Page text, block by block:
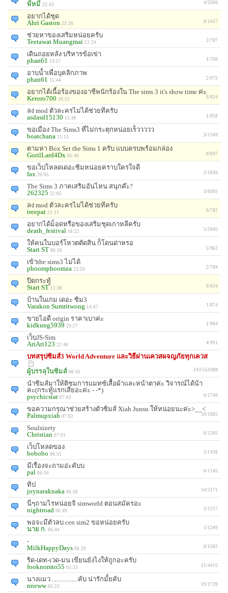
พี่หมี 22:43 4/3306
อยากได้ชุด
Ahri Gaston 23:26 0/1417
ช่วยหาของเสริมหน่อยครับ
Teetawat Muangmai 12:24 2/787
เดินถอยหลัง บริหารข้อเข่า
phan61
13:57 1/766
อาบน้ำเพื่อบุคลิกภาพ
phan61
15:44 2/972
อยากได้เนื้อร้องของอาชีพนักร้องใน The sims 3 it's show time ค่ะ
Keroro700 16:53 0/824
ลง mod ตัวละครไม่ได้ช่วยทีครับ
asdasd15130 15:46 1/958
ขอเมือง The Sims3 ที่ไม่กระตุกหน่อยเร็ววววว
boatchana 11:15 3/1349
ตามหา Box Set the Sims 1 ครับ แบบครบพร้อมกล่อง
GorilLard4Dx 05:40 0/697
ขอเว็ปโหลดเดอะซิมหน่อยคราบใครใจดี
fax 20:05 3/1836
The Sims 3 ภาคเสริมอันไหน สนุกค๊ะ?
262325 22:05 3/6095
ลง mod ตัวละครไม่ได้ช่วยทีครับ
treepat 21:11 0/782
อยากได้ม็อดหรือของเสริมชุดเกาหลีครับ
death_festival 18:22 5/2045
ให้คนในบอร์โหวตตัดสิน ก็โดนด่าหรอ
Start ST 06:50 5/962
เข้าthe sims3 ไม่ได้
phoomphoomza 23:59 2/784
ปิดกระทู้
Start ST 11:30 0/634
บ้านในเกม เดอะ ซิม3
Varakon Sumritwong 14:07 1/874
ขายไอดี origin ราคาเบาค่ะ
kidkung5939 23:27 1/994
เว็บJS-Sim
AriAri123 22:40 4/991
บทสรุปซิมส์3 World Adventure และวิธีผ่านเควสผจญภัยทุกเควส
ผู้บรรลุในซิมส์ 06:43 243/554388
นำซิมส์มาให้ติชมการแมทซ์เสื้อผ้าและหน้าตาค่ะ วิจารณ์ได้น้า
คะ(กระทู้แรกเสียอะค่ะ - -*)
psychicstar 07:03 6/1749
ขอความกรุณาช่วยสร้างตัวซิมส์ Xiah Junsu ให้หน่อยนะค่ะ>__<
Palmupxiah 07:02 10/1885
Soulsizety
Christian 07:01 6/1285
เว็ปโหลดของ
bobobo 06:55 2/1438
มีเรื่องจะถามอ่ะคับบ
pal 06:54 6/1145
ทิป
joynaraknaka 06:50 14/2171
นี่ๆถามไรหน่อยจิ simworld ตอนสมัครอะ
nightroad 06:49 3/1217
พอจะมีตัวลบ cen sim2 ขอหน่อยครับ
นาย ก.
06:44 1/1249
-
MilkHappyDays 06:29 8/1582
ริด-เดท-เวด-มน เขียนยังไงให้ถูกอะครับ
fooknomto55 05:23 11/4415
นางแมว..................คับ น่ารักมั้ยคับ
nneww 05:23 19/1739